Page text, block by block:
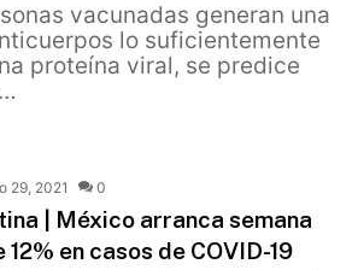
vacunadas generan una
lo suficientemente
proteína viral, se predice
29, 2021 0
| México arranca semana
en casos de COVID-19